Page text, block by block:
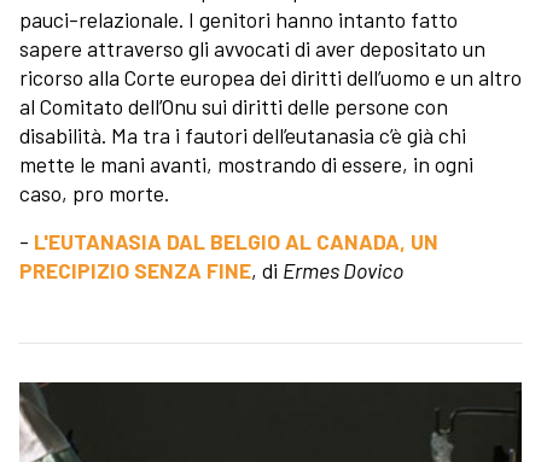
pauci-relazionale. I genitori hanno intanto fatto
sapere attraverso gli avvocati di aver depositato un
ricorso alla Corte europea dei diritti dell’uomo e un altro
al Comitato dell’Onu sui diritti delle persone con
disabilità. Ma tra i fautori dell’eutanasia c’è già chi
mette le mani avanti, mostrando di essere, in ogni
caso, pro morte.
- L'EUTANASIA DAL BELGIO AL CANADA, UN
PRECIPIZIO SENZA FINE, di Ermes Dovico